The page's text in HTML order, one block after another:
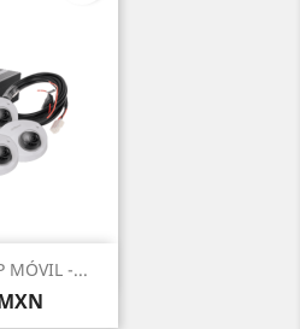
MÓVIL -...